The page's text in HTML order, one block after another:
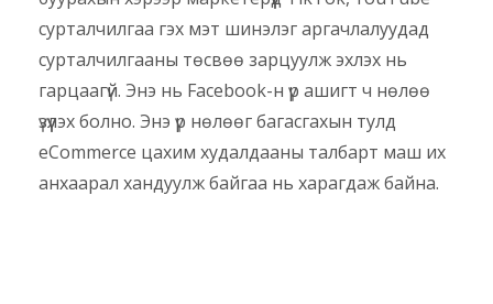
сурталчилгаа гэх мэт шинэлэг аргачлалуудад
сурталчилгааны төсвөө зарцуулж эхлэх нь
гарцаагүй. Энэ нь Facebook-н үр ашигт ч нөлөө
үзүүлэх болно. Энэ үр нөлөөг багасгахын тулд
eCommerce цахим худалдааны талбарт маш их
анхаарал хандуулж байгаа нь харагдаж байна.